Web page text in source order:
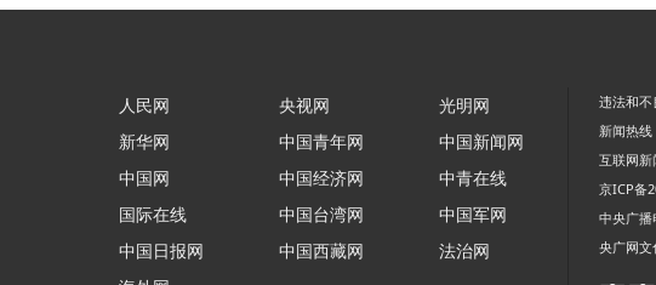
人民网
新华网
中国网
国际在线
中国日报网
央视网
中国青年网
中国经济网
中国台湾网
中国西藏网
光明网
中国新闻网
中青在线
中国军网
法治网
违法和不
新闻热线
互联网新
京ICP备
中央广播
央广网